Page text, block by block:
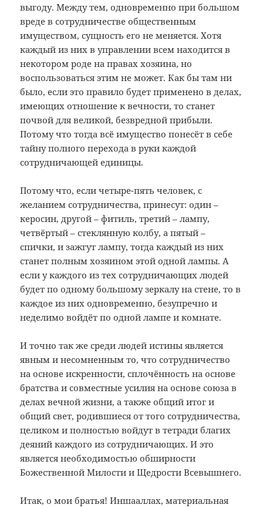
выгоду. Между тем, одновременно при большом
вреде в сотрудничестве общественным
имуществом, сущность его не меняется. Хотя
каждый из них в управлении всем находится в
некотором роде на правах хозяина, но
воспользоваться этим не может. Как бы там ни
было, если это правило будет применено в делах,
имеющих отношение к вечности, то станет
почвой для великой, безвредной прибыли.
Потому что тогда всё имущество понесёт в себе
тайну полного перехода в руки каждой
сотрудничающей единицы.
Потому что, если четыре-пять человек, с
желанием сотрудничества, принесут: один –
керосин, другой – фитиль, третий – лампу,
четвёртый – стеклянную колбу, а пятый –
спички, и зажгут лампу, тогда каждый из них
станет полным хозяином этой одной лампы. А
если у каждого из тех сотрудничающих людей
будет по одному большому зеркалу на стене, то в
каждое из них одновременно, безупречно и
неделимо войдёт по одной лампе и комнате.
И точно так же среди людей истины является
явным и несомненным то, что сотрудничество
на основе искренности, сплочённость на основе
братства и совместные усилия на основе союза в
делах вечной жизни, а также общий итог и
общий свет, родившиеся от того сотрудничества,
целиком и полностью войдут в тетради благих
деяний каждого из сотрудничающих. И это
является необходимостью обширности
Божественной Милости и Щедрости Всевышнего.
Итак, о мои братья! Иншааллах, материальная